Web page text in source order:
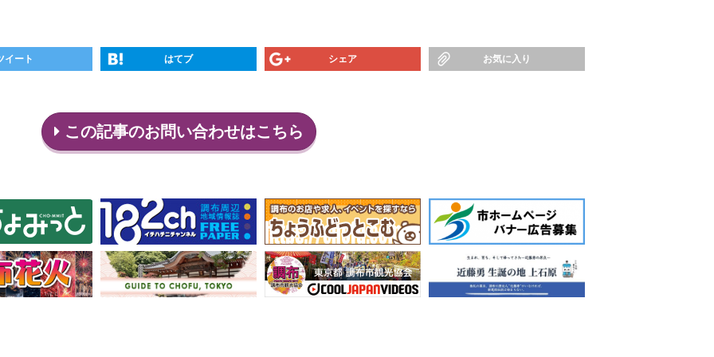
イート はてブ シェア お気に入り
この記事のお問い合わせはこちら